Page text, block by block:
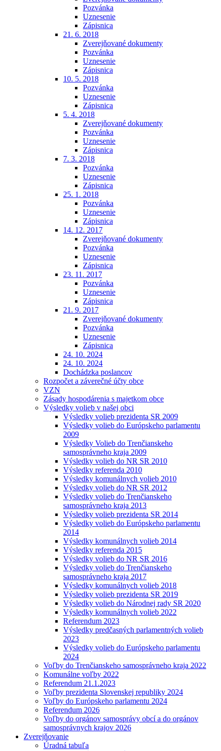
Pozvánka
Uznesenie
Zápisnica
21. 6. 2018
Zverejňované dokumenty
Pozvánka
Uznesenie
Zápisnica
10. 5. 2018
Pozvánka
Uznesenie
Zápisnica
5. 4. 2018
Zverejňované dokumenty
Pozvánka
Uznesenie
Zápisnica
7. 3. 2018
Pozvánka
Uznesenie
Zápisnica
25. 1. 2018
Pozvánka
Uznesenie
Zápisnica
14. 12. 2017
Zverejňované dokumenty
Pozvánka
Uznesenie
Zápisnica
23. 11. 2017
Pozvánka
Uznesenie
Zápisnica
21. 9. 2017
Zverejňované dokumenty
Pozvánka
Uznesenie
Zápisnica
24. 10. 2024
24. 10. 2024
Dochádzka poslancov
Rozpočet a záverečné účty obce
VZN
Zásady hospodárenia s majetkom obce
Výsledky volieb v našej obci
Výsledky volieb prezidenta SR 2009
Výsledky volieb do Európskeho parlamentu
2009
Výsledky Volieb do Trenčianskeho
samosprávneho kraja 2009
Výsledky volieb do NR SR 2010
Výsledky referenda 2010
Výsledky komunálnych volieb 2010
Výsledky volieb do NR SR 2012
Výsledky volieb do Trenčianskeho
samosprávneho kraja 2013
Výsledky volieb prezidenta SR 2014
Výsledky volieb do Európskeho parlamentu
2014
Výsledky komunálnych volieb 2014
Výsledky referenda 2015
Výsledky volieb do NR SR 2016
Výsledky volieb do Trenčianskeho
samosprávneho kraja 2017
Výsledky komunálnych volieb 2018
Výsledky volieb prezidenta SR 2019
Výsledky volieb do Národnej rady SR 2020
Výsledky komunálnych volieb 2022
Referendum 2023
Výsledky predčasných parlamentných volieb
2023
Výsledky volieb do Európskeho parlamentu
2024
Voľby do Trenčianskeho samosprávneho kraja 2022
Komunálne voľby 2022
Referendum 21.1.2023
Voľby prezidenta Slovenskej republiky 2024
Voľby do Európskeho parlamentu 2024
Referendum 2026
Voľby do orgánov samosprávy obcí a do orgánov
samosprávnych krajov 2026
Zverejňovanie
Úradná tabuľa